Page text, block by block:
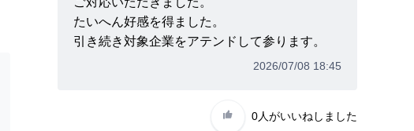
たいへん好感を得ました。
引き続き対象企業をアテンドして参ります。
2026/07/08 18:45
0人がいいねしました